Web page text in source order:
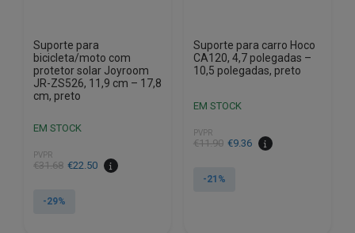
Suporte para
bicicleta/moto com
protetor solar Joyroom
JR-ZS526, 11,9 cm – 17,8
cm, preto
EM STOCK
PVPR
€31.68
O
original
€22.50
O
atual
-29%
Suporte para carro Hoco
CA120, 4,7 polegadas –
10,5 polegadas, preto
EM STOCK
PVPR
€11.90
O
original
€9.36
O
atual
-21%